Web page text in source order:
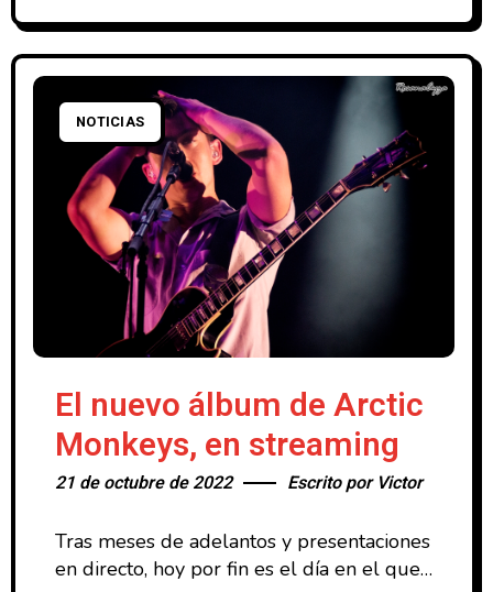
Su nuevo disco de estudio incluye once
nuevas canciones en
NOTICIAS
El nuevo álbum de Arctic
Monkeys, en streaming
21 de octubre de 2022 Escrito por Victor
Tras meses de adelantos y presentaciones
en directo, hoy por fin es el día en el que